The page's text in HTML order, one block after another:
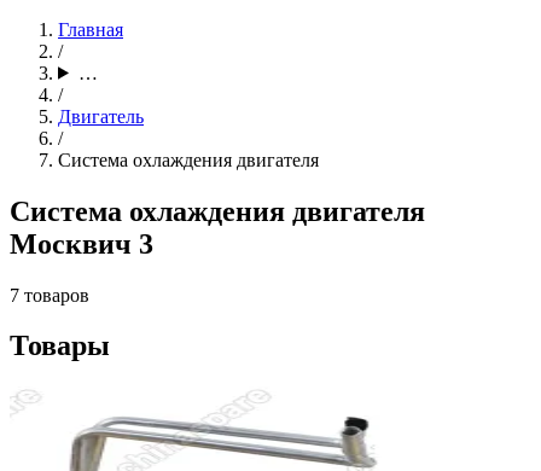
Главная
/
…
/
Двигатель
/
Система охлаждения двигателя
Система охлаждения двигателя
Москвич 3
7 товаров
Товары